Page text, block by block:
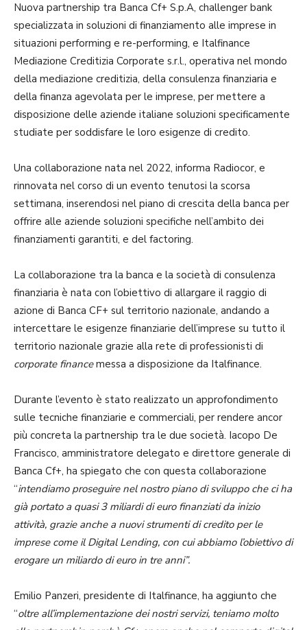
Nuova partnership tra Banca Cf+ S.p.A, challenger bank
specializzata in soluzioni di finanziamento alle imprese in
situazioni performing e re-performing, e Italfinance
Mediazione Creditizia Corporate s.r.l., operativa nel mondo
della mediazione creditizia, della consulenza finanziaria e
della finanza agevolata per le imprese, per mettere a
disposizione delle aziende italiane soluzioni specificamente
studiate per soddisfare le loro esigenze di credito.
Una collaborazione nata nel 2022, informa Radiocor, e
rinnovata nel corso di un evento tenutosi la scorsa
settimana, inserendosi nel piano di crescita della banca per
offrire alle aziende soluzioni specifiche nell’ambito dei
finanziamenti garantiti, e del factoring.
La collaborazione tra la banca e la società di consulenza
finanziaria è nata con l’obiettivo di allargare il raggio di
azione di Banca CF+ sul territorio nazionale, andando a
intercettare le esigenze finanziarie dell’imprese su tutto il
territorio nazionale grazie alla rete di professionisti di
corporate financemessa a disposizione da Italfinance.
Durante l’evento è stato realizzato un approfondimento
sulle tecniche finanziarie e commerciali, per rendere ancor
più concreta la partnership tra le due società. Iacopo De
Francisco, amministratore delegato e direttore generale di
Banca Cf+, ha spiegato che con questa collaborazione
“intendiamo proseguire nel nostro piano di sviluppo che ci ha
già portato a quasi 3 miliardi di euro finanziati da inizio
attività, grazie anche a nuovi strumenti di credito per le
imprese come il Digital Lending, con cui abbiamo l’obiettivo di
erogare un miliardo di euro in tre anni”.
Emilio Panzeri, presidente di Italfinance, ha aggiunto che
“oltre all’implementazione dei nostri servizi, teniamo molto